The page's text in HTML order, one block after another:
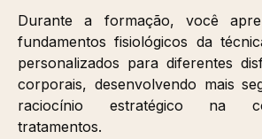
Durante a formação, você
fundamentos fisiológicos da
personalizados para diferentes
corporais, desenvolvendo mais
raciocínio estratégico na
tratamentos.